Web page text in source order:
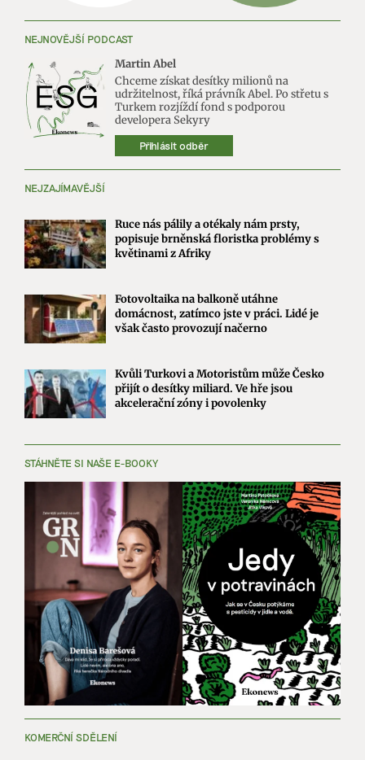
NEJNOVĚJŠÍ PODCAST
Martin Abel
Chceme získat desítky milionů na
udržitelnost, říká právník Abel. Po střetu s
Turkem rozjíždí fond s podporou
developera Sekyry
Přihlásit odběr
NEJZAJÍMAVĚJŠÍ
Ruce nás pálily a otékaly nám prsty,
popisuje brněnská floristka problémy s
květinami z Afriky
Fotovoltaika na balkoně utáhne
domácnost, zatímco jste v práci. Lidé je
však často provozují načerno
Kvůli Turkovi a Motoristům může Česko
přijít o desítky miliard. Ve hře jsou
akcelerační zóny i povolenky
STÁHNĚTE SI NAŠE E-BOOKY
KOMERČNÍ SDĚLENÍ